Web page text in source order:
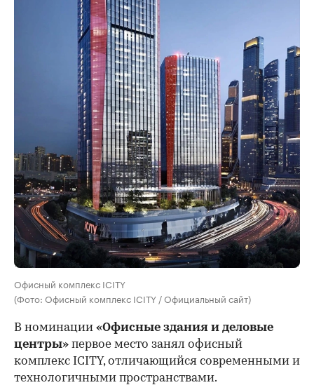
Офисный комплекс ICITY
(Фото: Офисный комплекс ICITY / Официальный сайт)
В номинации «Офисные здания и деловые
центры» первое место занял офисный
комплекс ICITY, отличающийся современными и
технологичными пространствами.